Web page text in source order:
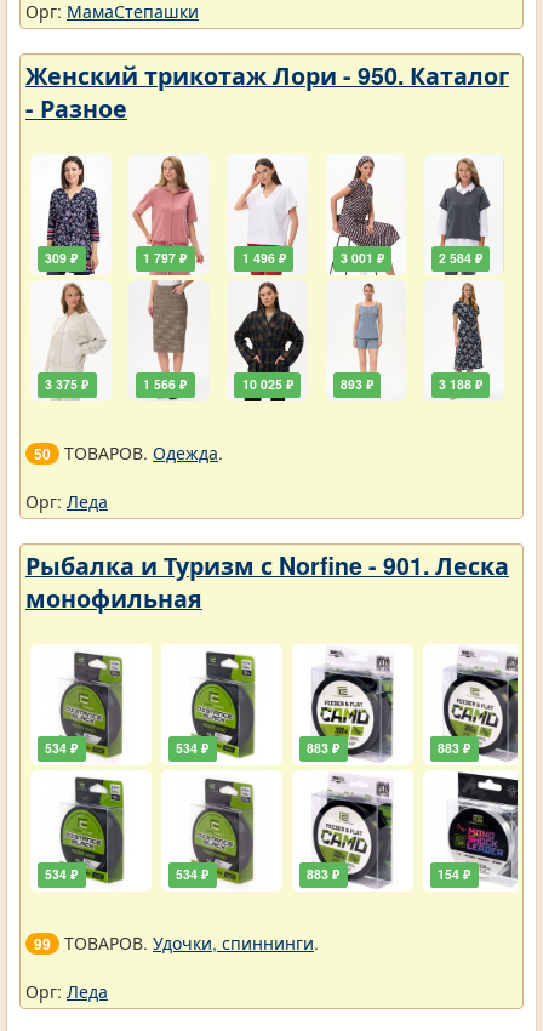
Орг: МамаСтепашки
Женский трикотаж Лори - 950. Каталог
- Разное
309 ₽
3 375 ₽
1 797 ₽
1 566 ₽
1 496 ₽
10 025 ₽
3 001 ₽
893 ₽
2 584 ₽
3 188 ₽
50 ТОВАРОВ. Одежда.
Орг: Леда
Рыбалка и Туризм с Norfine - 901. Леска
монофильная
534 ₽
534 ₽
534 ₽
534 ₽
883 ₽
883 ₽
883 ₽
154 ₽
99 ТОВАРОВ. Удочки, спиннинги.
Орг: Леда